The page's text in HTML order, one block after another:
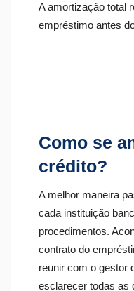
A amortização total
empréstimo antes
Como se
crédito?
A melhor maneira
cada instituição
procedimentos.
contrato do
reunir com o gestor
esclarecer todas as